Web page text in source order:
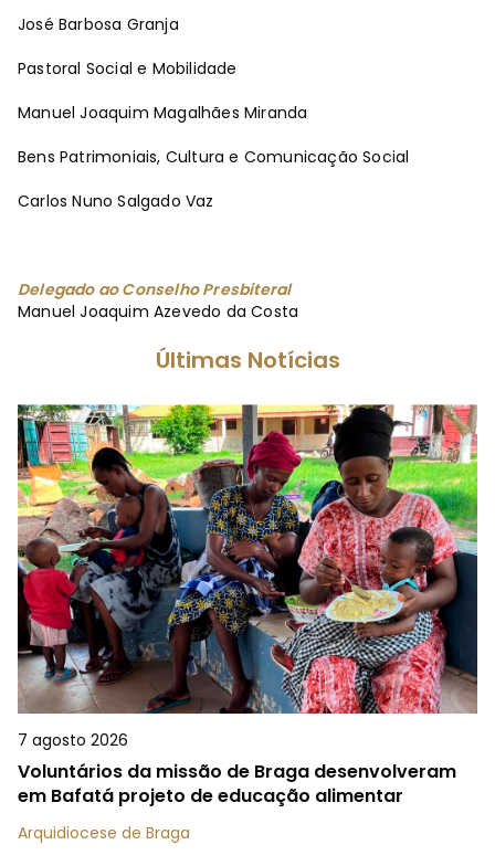
José Barbosa Granja
Pastoral Social e Mobilidade
Manuel Joaquim Magalhães Miranda
Bens Patrimoniais, Cultura e Comunicação Social
Carlos Nuno Salgado Vaz
Delegado ao Conselho Presbiteral
Manuel Joaquim Azevedo da Costa
Últimas Notícias
7 agosto 2026
Voluntários da missão de Braga desenvolveram
em Bafatá projeto de educação alimentar
Arquidiocese de Braga